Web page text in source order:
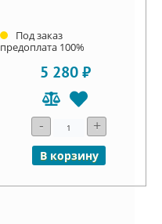
Под заказ
предоплата 100%
5 280 ₽
- +
В корзину